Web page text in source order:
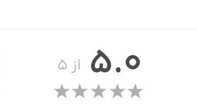
sure your head doesn't touch an opponent's
از ۵ 5.0